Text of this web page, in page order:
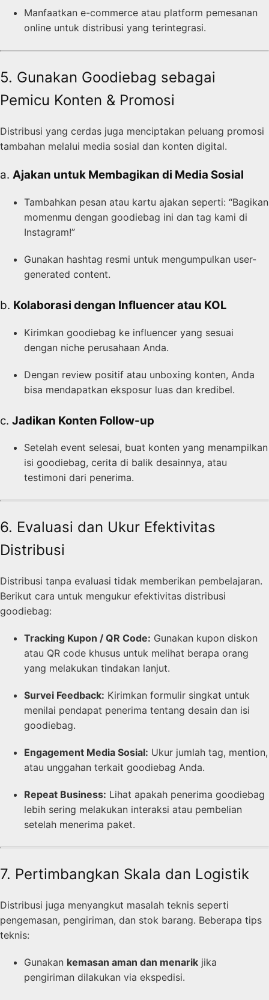
Manfaatkan e-commerce atau platform pemesanan
online untuk distribusi yang terintegrasi.
5. Gunakan Goodiebag sebagai
Pemicu Konten & Promosi
Distribusi yang cerdas juga menciptakan peluang promosi
tambahan melalui media sosial dan konten digital.
a. Ajakan untuk Membagikan di Media Sosial
Tambahkan pesan atau kartu ajakan seperti: “Bagikan
momenmu dengan goodiebag ini dan tag kami di
Instagram!”
Gunakan hashtag resmi untuk mengumpulkan user-
generated content.
b. Kolaborasi dengan Influencer atau KOL
Kirimkan goodiebag ke influencer yang sesuai
dengan niche perusahaan Anda.
Dengan review positif atau unboxing konten, Anda
bisa mendapatkan eksposur luas dan kredibel.
c. Jadikan Konten Follow-up
Setelah event selesai, buat konten yang menampilkan
isi goodiebag, cerita di balik desainnya, atau
testimoni dari penerima.
6. Evaluasi dan Ukur Efektivitas
Distribusi
Distribusi tanpa evaluasi tidak memberikan pembelajaran.
Berikut cara untuk mengukur efektivitas distribusi
goodiebag:
Tracking Kupon / QR Code: Gunakan kupon diskon
atau QR code khusus untuk melihat berapa orang
yang melakukan tindakan lanjut.
Survei Feedback: Kirimkan formulir singkat untuk
menilai pendapat penerima tentang desain dan isi
goodiebag.
Engagement Media Sosial: Ukur jumlah tag, mention,
atau unggahan terkait goodiebag Anda.
Repeat Business: Lihat apakah penerima goodiebag
lebih sering melakukan interaksi atau pembelian
setelah menerima paket.
7. Pertimbangkan Skala dan Logistik
Distribusi juga menyangkut masalah teknis seperti
pengemasan, pengiriman, dan stok barang. Beberapa tips
teknis:
Gunakan kemasan aman dan menarik jika
pengiriman dilakukan via ekspedisi.